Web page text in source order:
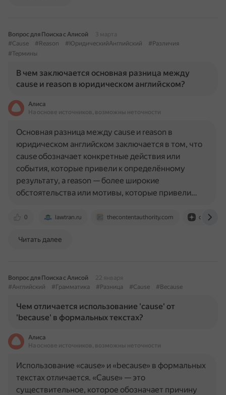
Вопрос для Поиска с Алисой
3 марта
#Cause
#Reason #ЮридическийАнглийский
#Различия
#Термины
В чем заключается основная разница между
cause и reason в юридическом английском?
Алиса
На основе источников, возможны неточности
0 lawtran.ru thecontentauthority.com dzen.ru
Основная разница между cause и reason в
юридическом английском заключается в том, что
cause обозначает конкретные действия или
события, которые привели к определённому
результату, а reason — более широкие
обстоятельства или мотивы, которые привели…
Читать далее
Вопрос для Поиска с Алисой
22 января
#Английский
#Грамматика #Разница #Cause #Because
Чем отличается использование 'cause' от
'because' в формальных текстах?
Алиса
На основе источников, возможны неточности
Использование «cause» и «because» в формальных
текстах отличается. «Cause» — это
существительное, которое обозначает причину